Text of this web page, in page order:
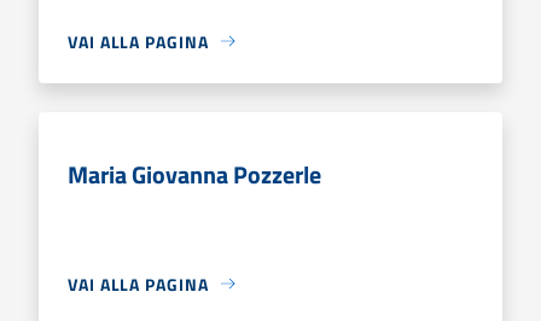
VAI ALLA PAGINA
Maria Giovanna Pozzerle
VAI ALLA PAGINA